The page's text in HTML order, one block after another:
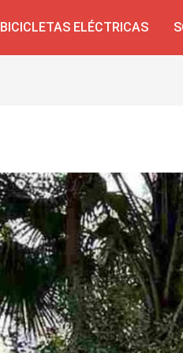
BICICLETAS ELÉCTRICAS